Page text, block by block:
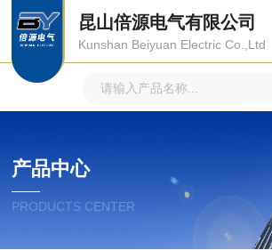
昆山倍源电气有限公司
Kunshan Beiyuan Electric Co.,Ltd
产品中心
PRODUCTS CENTER